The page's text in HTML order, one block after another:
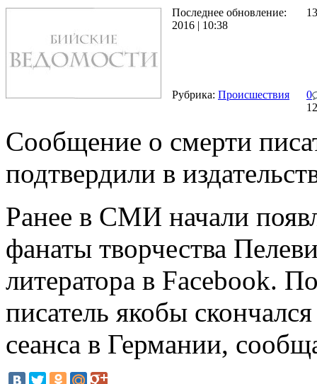
Последнее обновление:
2016 | 10:38
Рубрика: Происшествия
0
Сообщение о смерти
подтвердили в
Ранее в СМИ начали
фанаты творчества
литератора в Facebook.
писатель якобы
сеанса в Германии,